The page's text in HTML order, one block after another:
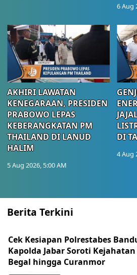
6 Aug
AKHIRI LAWATAN
KENEGARAAN, PRESIDEN
PRABOWO LEPAS
KEBERANGKATAN PM
THAILAND DI LANUD
HALIM
5 Aug 2026, 5:00 AM
DI
4 Aug
Berita Terkini
Cek Kesiapan Polrestabes
Kapolda Jabar Soroti Kejahatan
Begal hingga Curanmor